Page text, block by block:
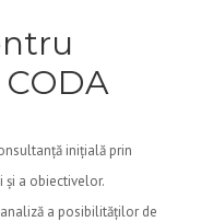
inițială prin
și a obiectivelor.
a posibilităților de